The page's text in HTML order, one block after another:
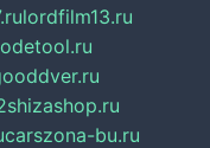
lordfilm13.ru
carszona-bu.ru